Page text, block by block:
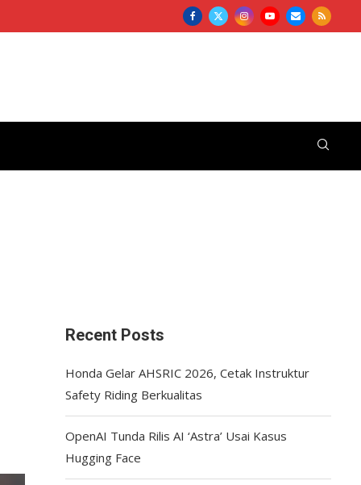
Recent Posts
Honda Gelar AHSRIC 2026, Cetak Instruktur
Safety Riding Berkualitas
OpenAI Tunda Rilis AI ‘Astra’ Usai Kasus
Hugging Face